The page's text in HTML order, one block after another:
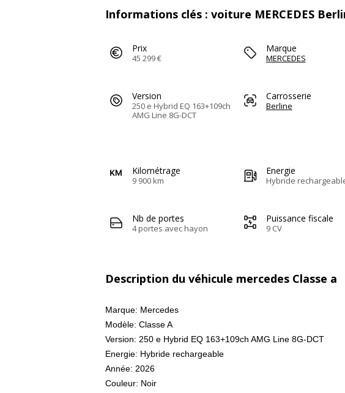
Informations clés : voiture MERCEDES
Prix
45 299 €
Marque
MERCEDES
Version
250 e Hybrid EQ 163+109ch
AMG Line 8G-DCT
Carrosserie
Berline
Kilométrage
9 900 km
Energie
Hybride
Nb de portes
4 portes avec hayon
Puissance fiscale
9 CV
Description du véhicule mercedes Classe a
Marque: Mercedes
Modèle: Classe A
Version: 250 e Hybrid EQ 163+109ch AMG Line 8G-DCT
Energie: Hybride rechargeable
Année: 2026
Couleur: Noir